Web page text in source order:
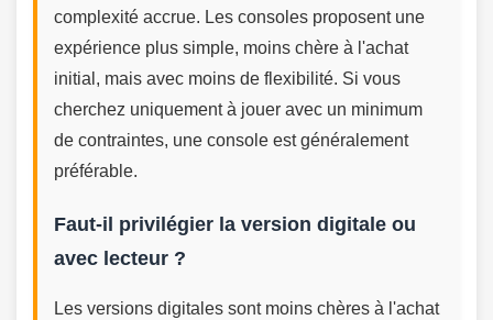
complexité accrue. Les consoles proposent une
expérience plus simple, moins chère à l'achat
initial, mais avec moins de flexibilité. Si vous
cherchez uniquement à jouer avec un minimum
de contraintes, une console est généralement
préférable.
Faut-il privilégier la version digitale ou
avec lecteur ?
Les versions digitales sont moins chères à l'achat